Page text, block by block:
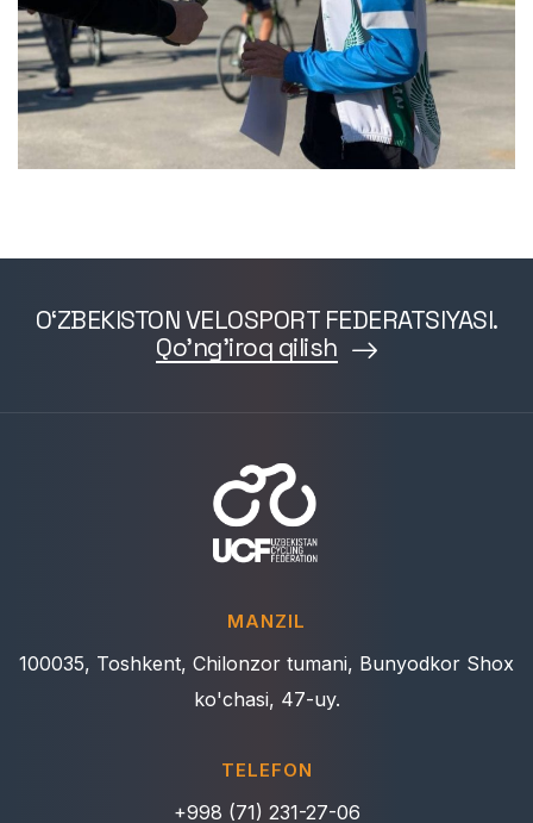
O‘ZBEKISTON VELOSPORT FEDERATSIYASI.
Qo'ng'iroq qilish
MANZIL
100035, Toshkent, Chilonzor tumani, Bunyodkor Shox
ko'chasi, 47-uy.
TELEFON
+998 (71) 231-27-06